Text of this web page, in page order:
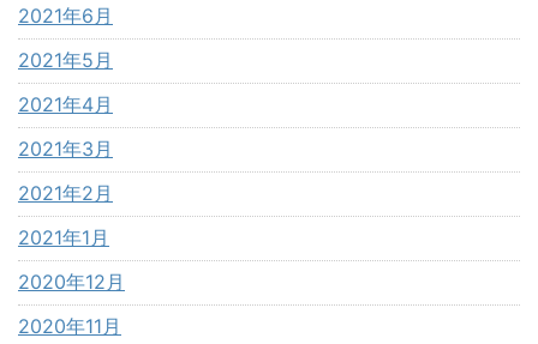
2021年6月
2021年5月
2021年4月
2021年3月
2021年2月
2021年1月
2020年12月
2020年11月